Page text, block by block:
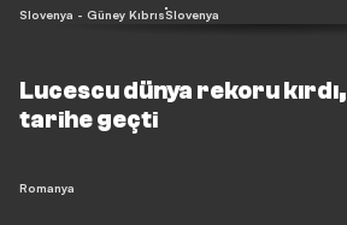
Slovenya - Güney KıbrısSlovenya
Lucescu dünya rekoru kırdı,
tarihe geçti
Romanya